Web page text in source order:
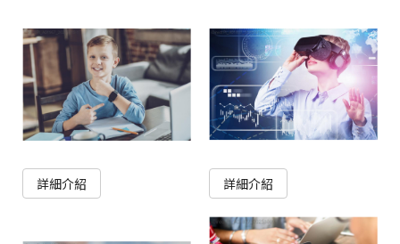
詳細介紹 詳細介紹